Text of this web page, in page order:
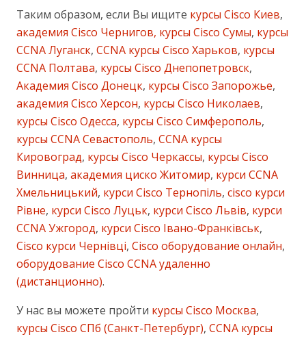
Таким образом, если Вы ищите курсы Cisco Киев,
академия Cisco Чернигов, курсы Cisco Сумы, курсы
CCNA Луганск, CCNA курсы Cisco Харьков, курсы
CCNA Полтава, курсы Cisco Днепопетровск,
Академия Cisco Донецк, курсы Cisco Запорожье,
академия Cisco Херсон, курсы Cisco Николаев,
курсы Cisco Одесса, курсы Cisco Симферополь,
курсы CCNA Севастополь, CCNA курсы
Кировоград, курсы Cisco Черкассы, курсы Cisco
Винница, академия циско Житомир, курси CCNA
Хмельницький, курси Cisco Тернопіль, cisco курси
Рівне, курси Cisco Луцьк, курси Cisco Львів, курси
CCNA Ужгород, курси Cisco Івано-Франківськ,
Cisco курси Чернівці, Cisco оборудование онлайн,
оборудование Cisco CCNA удаленно
(дистанционно).
У нас вы можете пройти курсы Cisco Москва,
курсы Cisco СПб (Санкт-Петербург), CCNA курсы